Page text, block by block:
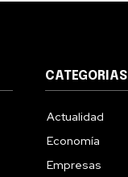
CATEGORIAS
Actualidad
Economía
Empresas